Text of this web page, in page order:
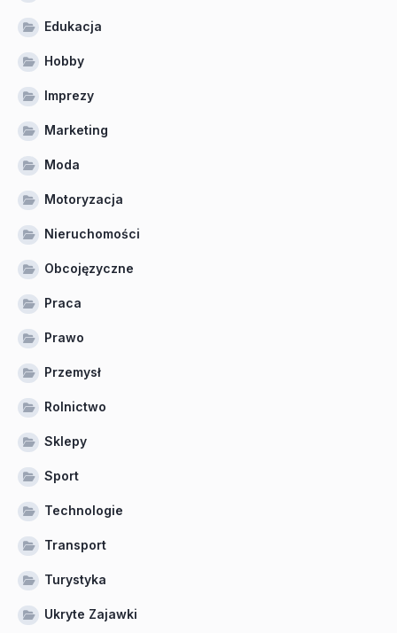
Edukacja
Hobby
Imprezy
Marketing
Moda
Motoryzacja
Nieruchomości
Obcojęzyczne
Praca
Prawo
Przemysł
Rolnictwo
Sklepy
Sport
Technologie
Transport
Turystyka
Ukryte Zajawki